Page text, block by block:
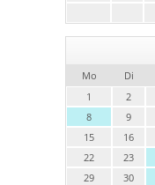
Mo Di
1
2
8
9
15
16
22
23
29
30